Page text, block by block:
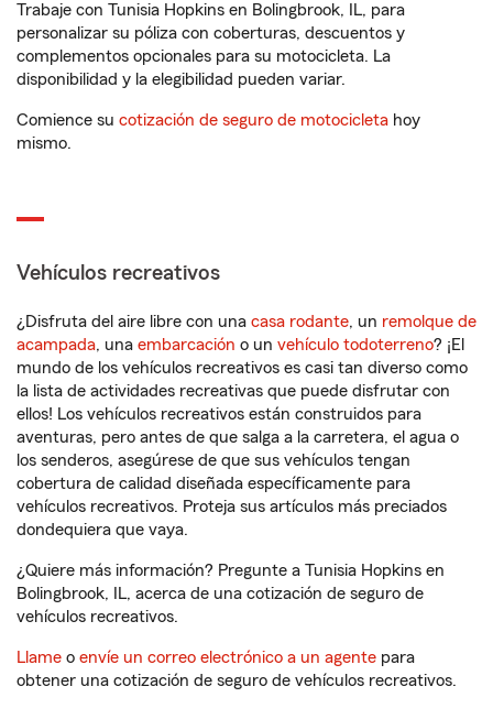
Trabaje con Tunisia Hopkins en Bolingbrook, IL, para
personalizar su póliza con coberturas, descuentos y
complementos opcionales para su motocicleta. La
disponibilidad y la elegibilidad pueden variar.
Comience su cotización de seguro de motocicleta hoy
mismo.
Vehículos recreativos
¿Disfruta del aire libre con una casa rodante, un remolque de
acampada, una embarcación o un vehículo todoterreno? ¡El
mundo de los vehículos recreativos es casi tan diverso como
la lista de actividades recreativas que puede disfrutar con
ellos! Los vehículos recreativos están construidos para
aventuras, pero antes de que salga a la carretera, el agua o
los senderos, asegúrese de que sus vehículos tengan
cobertura de calidad diseñada específicamente para
vehículos recreativos. Proteja sus artículos más preciados
dondequiera que vaya.
¿Quiere más información? Pregunte a Tunisia Hopkins en
Bolingbrook, IL, acerca de una cotización de seguro de
vehículos recreativos.
Llame o envíe un correo electrónico a un agente para
obtener una cotización de seguro de vehículos recreativos.